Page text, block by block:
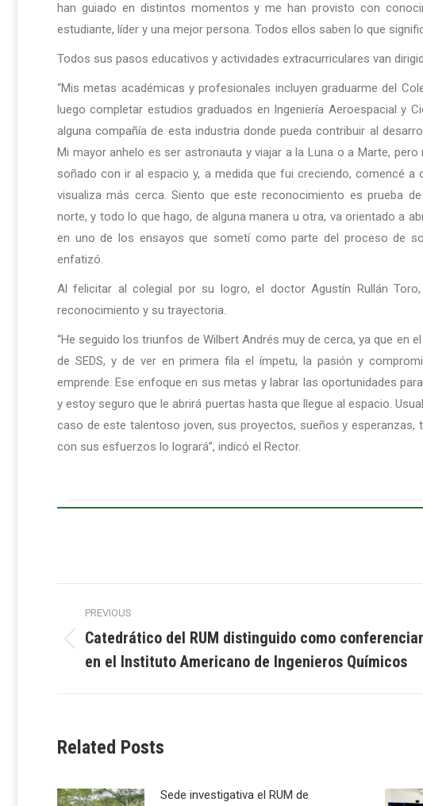
han guiado en distintos momentos y me han provisto con
estudiante, líder y una mejor persona. Todos ellos saben lo que
Todos sus pasos educativos y actividades extracurriculares van
“Mis metas académicas y profesionales incluyen graduarme del
luego completar estudios graduados en Ingeniería Aeroespacial y
alguna compañía de esta industria donde pueda contribuir al
Mi mayor anhelo es ser astronauta y viajar a la Luna o a Marte,
soñado con ir al espacio y, a medida que fui creciendo, comencé
visualiza más cerca. Siento que este reconocimiento es prueba
norte, y todo lo que hago, de alguna manera u otra, va orientado a
en uno de los ensayos que sometí como parte del proceso de
enfatizó.
Al felicitar al colegial por su logro, el doctor Agustín Rullán
reconocimiento y su trayectoria.
“He seguido los triunfos de Wilbert Andrés muy de cerca, ya que en
de SEDS, y de ver en primera fila el ímpetu, la pasión y
emprende. Ese enfoque en sus metas y labrar las oportunidades
y estoy seguro que le abrirá puertas hasta que llegue al espacio.
caso de este talentoso joven, sus proyectos, sueños y esperanzas,
con sus esfuerzos lo logrará”, indicó el Rector.
Post
navigation
PREVIOUS
post:
Catedrático del RUM distinguido como
en el Instituto Americano de Ingenieros Químicos
Related Posts
Sede investigativa el RUM de